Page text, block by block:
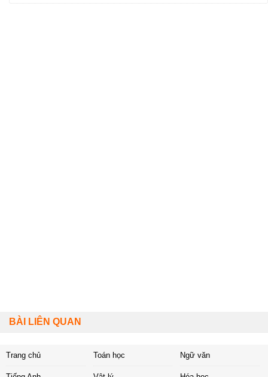
BÀI LIÊN QUAN
Trang chủ Toán học Ngữ văn